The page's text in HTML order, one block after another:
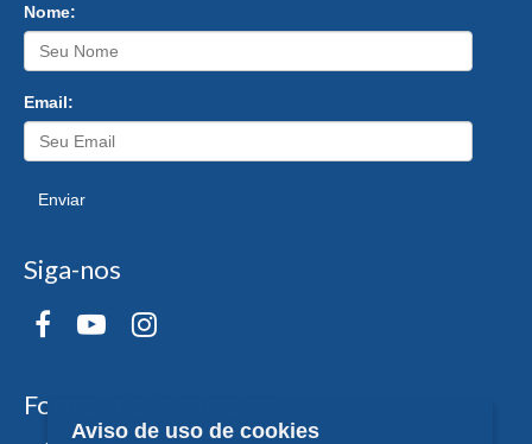
Nome:
Email:
Enviar
Siga-nos
Formas de Pagamento
Aviso de uso de cookies